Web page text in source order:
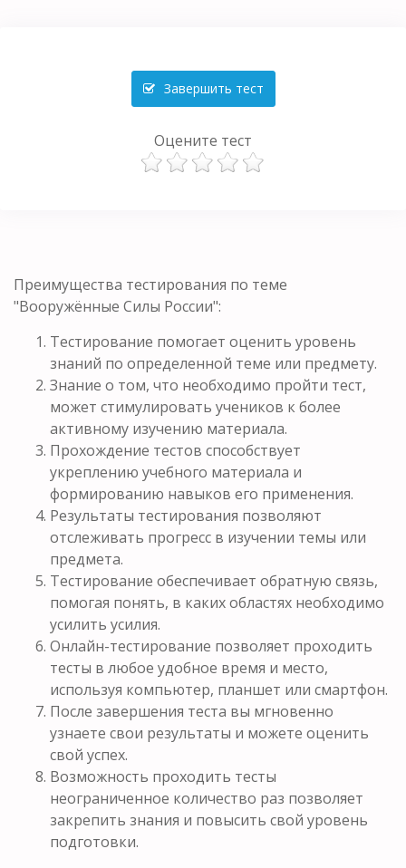
Завершить тест
Оцените тест
Преимущества тестирования по теме
"Вооружённые Силы России":
Тестирование помогает оценить уровень
знаний по определенной теме или предмету.
Знание о том, что необходимо пройти тест,
может стимулировать учеников к более
активному изучению материала.
Прохождение тестов способствует
укреплению учебного материала и
формированию навыков его применения.
Результаты тестирования позволяют
отслеживать прогресс в изучении темы или
предмета.
Тестирование обеспечивает обратную связь,
помогая понять, в каких областях необходимо
усилить усилия.
Онлайн-тестирование позволяет проходить
тесты в любое удобное время и место,
используя компьютер, планшет или смартфон.
После завершения теста вы мгновенно
узнаете свои результаты и можете оценить
свой успех.
Возможность проходить тесты
неограниченное количество раз позволяет
закрепить знания и повысить свой уровень
подготовки.